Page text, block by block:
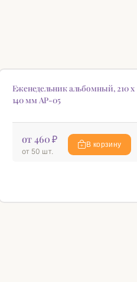
♡
Еженедельник альбомный, 210 х
140 мм АР-05
от 460 ₽
от 50 шт.
В корзину